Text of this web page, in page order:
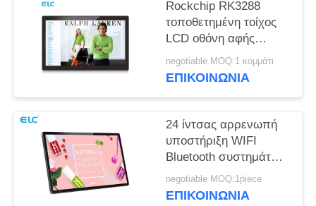
Rockchip RK3288
τοποθετημένη τοίχος
LCD οθόνη αφής
επιτροπής χωρητική
αρρενωπά 8,1
negotiable MOQ:1 κομμάτι
ΕΠΙΚΟΙΝΩΝΙΑ
24 ίντσας αρρενωπή
υποστήριξη WIFI
Bluetooth συστημάτων
σηματοδότησης
ταμπλετών ψηφιακή
negotiable MOQ:1piece
ΕΠΙΚΟΙΝΩΝΙΑ